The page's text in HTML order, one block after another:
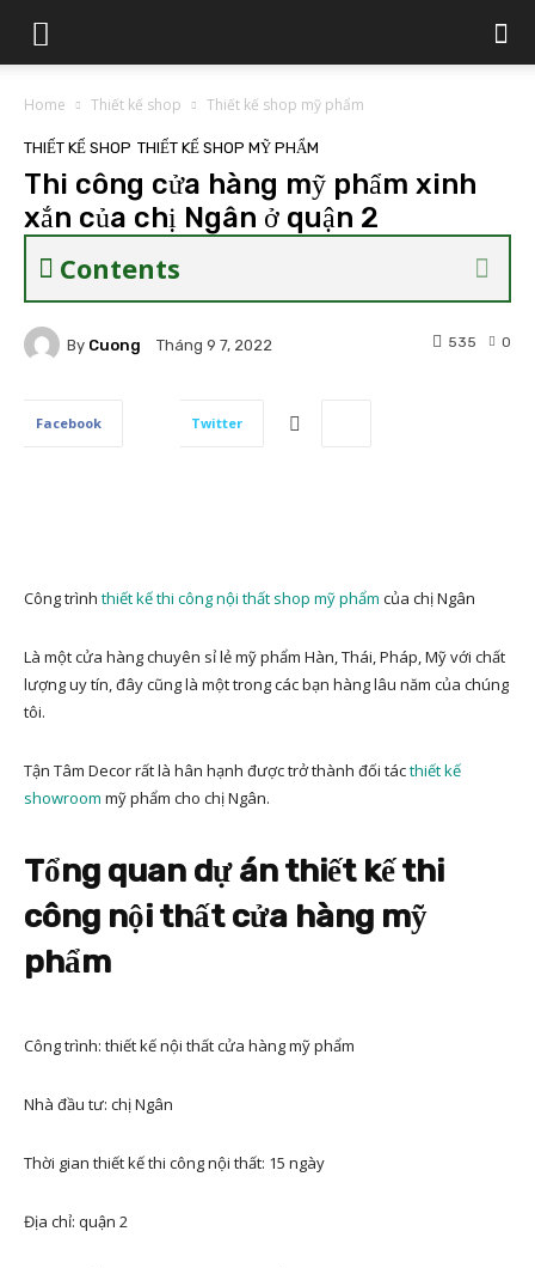
Home Thiết kế shop Thiết kế shop mỹ phẩm
THIẾT KẾ SHOP THIẾT KẾ SHOP MỸ PHẨM
Thi công cửa hàng mỹ phẩm xinh
xắn của chị Ngân ở quận 2
Contents
By Cuong Tháng 9 7, 2022 0
535
Facebook Twitter
Công trình thiết kế thi công nội thất shop mỹ phẩm của chị Ngân
Là một cửa hàng chuyên sỉ lẻ mỹ phẩm Hàn, Thái, Pháp, Mỹ với chất
lượng uy tín, đây cũng là một trong các bạn hàng lâu năm của chúng
tôi.
Tận Tâm Decor rất là hân hạnh được trở thành đối tácthiết kế
showroom mỹ phẩm cho chị Ngân.
Tổng quan dự án thiết kế thi
công nội thất cửa hàng mỹ
phẩm
Công trình: thiết kế nội thất cửa hàng mỹ phẩm
Nhà đầu tư: chị Ngân
Thời gian thiết kế thi công nội thất: 15 ngày
Địa chỉ: quận 2